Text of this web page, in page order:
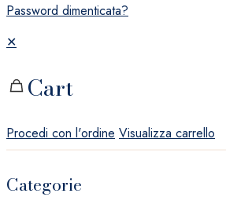
Password dimenticata?
✕
Cart
Procedi con l'ordine Visualizza carrello
Categorie